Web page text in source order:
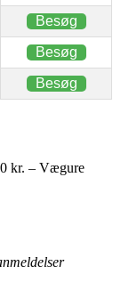
Besøg
Besøg
Besøg
kr. – Vægure